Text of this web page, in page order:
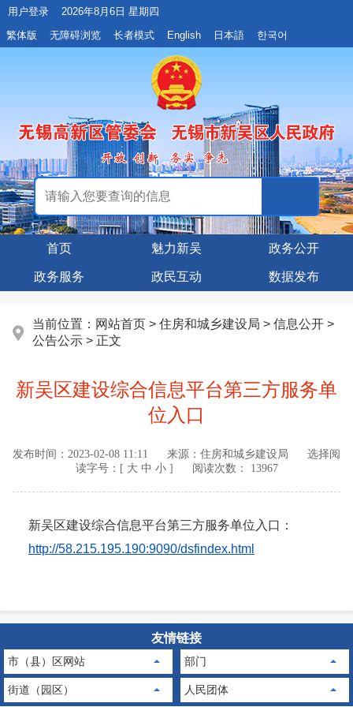
用户登录
2026年8月6日 星期四
繁体版
无障碍浏览 长者模式 English 日本語 한국어
首页 魅力新吴 政务公开
政务服务 政民互动 数据发布
当前位置： 网站首页 > 住房和城乡建设局 > 信息公开 >
公告公示 > 正文
新吴区建设综合信息平台第三方服务单
位入口
发布时间： 2023-02-08 11:11 来源： 住房和城乡建设局
选择阅
读字号：[ 大 中 小] 阅读次数： 13967
新吴区建设综合信息平台第三方服务单位入口：
http://58.215.195.190:9090/dsfindex.html
友情链接
市（县）区网站 部门
街道（园区） 人民团体